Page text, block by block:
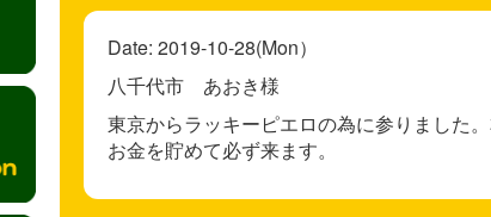
Date: 2019-10-28(Mon）
八千代市 あおき様
東京からラッキーピエロの為に参りまし
お金を貯めて必ず来ます。